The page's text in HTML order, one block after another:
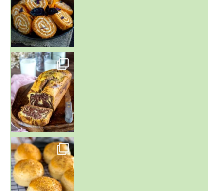
~ BUNS MAISON ~
Un peu de boulange par ici au